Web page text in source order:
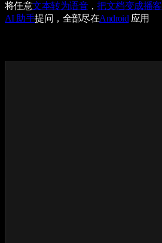
将任意文本转为语音，把文档变成播客
AI 助手提问，全部尽在Android 应用